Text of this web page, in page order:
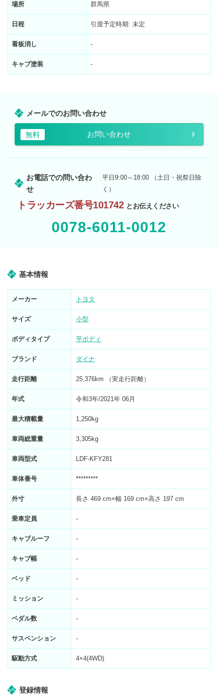
場所 群馬県
日程 引渡予定時期: 未定
看板消し -
キャブ塗装 -
メールでのお問い合わせ
無料 お問い合わせ
お電話での問い合わ
せ
平日9:00～18:00 （土日・祝祭日除
く）
トラッカーズ番号101742 とお伝えください
0078-6011-0012
基本情報
メーカー トヨタ
サイズ 小型
ボディタイプ 平ボディ
ブランド ダイナ
走行距離 25,376km （実走行距離）
年式 令和3年/2021年 06月
最大積載量 1,250kg
車両総重量 3,305kg
車両型式 LDF-KFY281
車体番号 *********
外寸 長さ 469 cm×幅 169 cm×高さ 197 cm
乗車定員 -
キャブルーフ -
キャブ幅 -
ベッド -
ミッション -
ペダル数 -
サスペンション -
駆動方式 4×4(4WD)
登録情報